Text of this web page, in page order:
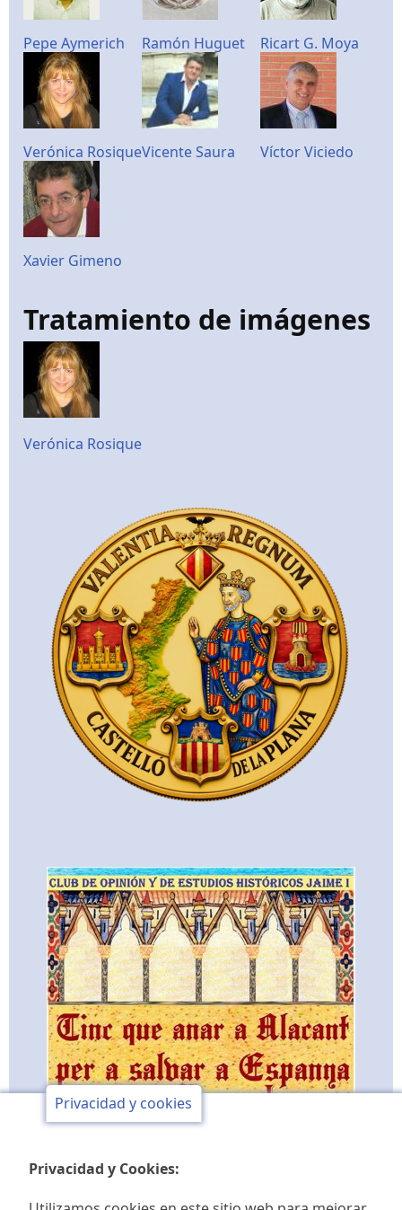
Pepe Aymerich Ramón Huguet Ricart G. Moya
Verónica RosiqueVicente Saura Víctor Viciedo
Xavier Gimeno
Tratamiento de imágenes
Verónica Rosique
Privacidad y cookies
Privacidad y Cookies: